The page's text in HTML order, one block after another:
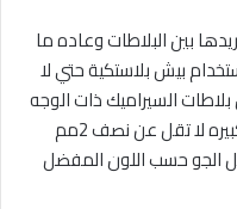
بين البلاطات وعاده ما
بيش بلاستكية حتي لا
السيراميك ذات الوجه
الخشن يفضل ان تكون فواصل التفتيح كبيره لا تقل عن نصف 2مم
الجو حسب اللون المفضل